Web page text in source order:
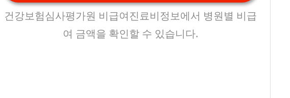
건강보험심사평가원 비급여진료비정보에서 병원별 비급
여 금액을 확인할 수 있습니다.